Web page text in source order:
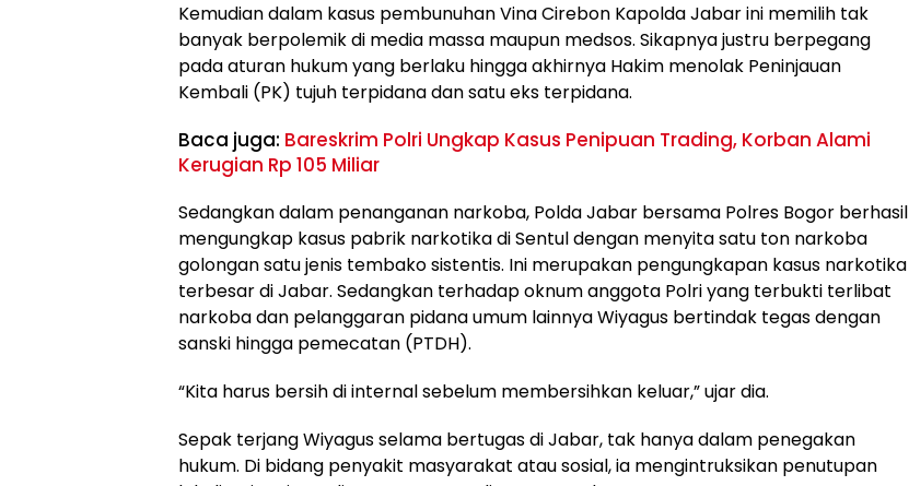
Kemudian dalam kasus pembunuhan Vina Cirebon Kapolda Jabar ini memilih tak
banyak berpolemik di media massa maupun medsos. Sikapnya justru berpegang
pada aturan hukum yang berlaku hingga akhirnya Hakim menolak Peninjauan
Kembali (PK) tujuh terpidana dan satu eks terpidana.
Baca juga: Bareskrim Polri Ungkap Kasus Penipuan Trading, Korban Alami
Kerugian Rp 105 Miliar
Sedangkan dalam penanganan narkoba, Polda Jabar bersama Polres Bogor berhasil
mengungkap kasus pabrik narkotika di Sentul dengan menyita satu ton narkoba
golongan satu jenis tembako sistentis. Ini merupakan pengungkapan kasus narkotika
terbesar di Jabar. Sedangkan terhadap oknum anggota Polri yang terbukti terlibat
narkoba dan pelanggaran pidana umum lainnya Wiyagus bertindak tegas dengan
sanski hingga pemecatan (PTDH).
“Kita harus bersih di internal sebelum membersihkan keluar,” ujar dia.
Sepak terjang Wiyagus selama bertugas di Jabar, tak hanya dalam penegakan
hukum. Di bidang penyakit masyarakat atau sosial, ia mengintruksikan penutupan